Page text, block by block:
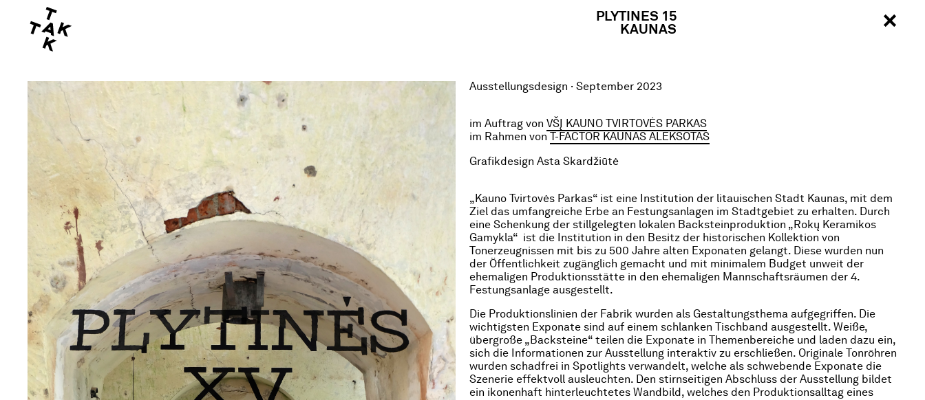
PLYTINES 15
KAUNAS
Ausstellungsdesign · September 2023
im Auftrag von VŠĮ KAUNO TVIRTOVĖS PARKAS
im Rahmen von T-FACTOR KAUNAS ALEKSOTAS
Grafikdesign Asta Skardžiūtė
„Kauno Tvirtovės Parkas“ ist eine Institution der litauischen Stadt Kaunas, mit dem
Ziel das umfangreiche Erbe an Festungsanlagen im Stadtgebiet zu erhalten. Durch
eine Schenkung der stillgelegten lokalen Backsteinproduktion „Rokų Keramikos
Gamykla“ ist die Institution in den Besitz der historischen Kollektion von
Tonerzeugnissen mit bis zu 500 Jahre alten Exponaten gelangt. Diese wurden nun
der Öffentlichkeit zugänglich gemacht und mit minimalem Budget unweit der
ehemaligen Produktionsstätte in den ehemaligen Mannschaftsräumen der 4.
Festungsanlage ausgestellt.
Die Produktionslinien der Fabrik wurden als Gestaltungsthema aufgegriffen. Die
wichtigsten Exponate sind auf einem schlanken Tischband ausgestellt. Weiße,
übergroße „Backsteine“ teilen die Exponate in Themenbereiche und laden dazu ein,
sich die Informationen zur Ausstellung interaktiv zu erschließen. Originale Tonröhren
wurden schadfrei in Spotlights verwandelt, welche als schwebende Exponate die
Szenerie effektvoll ausleuchten. Den stirnseitigen Abschluss der Ausstellung bildet
ein ikonenhaft hinterleuchtetes Wandbild, welches den Produktionsalltag eines